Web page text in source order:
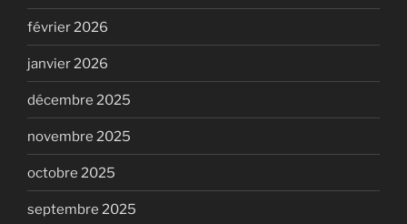
février 2026
janvier 2026
décembre 2025
novembre 2025
octobre 2025
septembre 2025